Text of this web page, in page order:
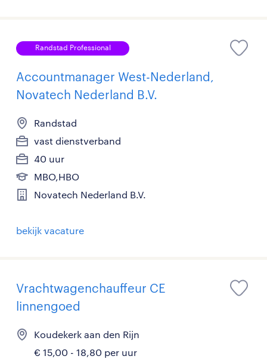
Randstad Professional
Accountmanager West-Nederland,
Novatech Nederland B.V.
Randstad
vast dienstverband
40 uur
MBO,HBO
Novatech Nederland B.V.
bekijk vacature
Vrachtwagenchauffeur CE
linnengoed
Koudekerk aan den Rijn
€ 15,00 - 18,80 per uur